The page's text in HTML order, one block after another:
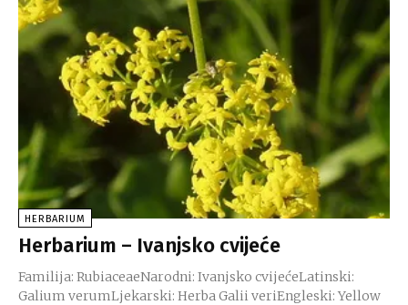
HERBARIUM
Herbarium – Ivanjsko cvijeće
Familija: RubiaceaeNarodni: Ivanjsko cvijećeLatinski:
Galium verumLjekarski: Herba Galii veriEngleski: Yellow